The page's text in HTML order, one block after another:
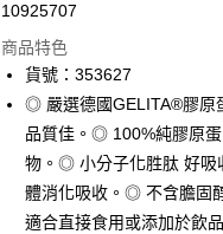
超商取貨付款
LINE Pay
Apple Pay
街口支付
10925707
商品特色
貨號：353627
◎ 嚴選德國GELITA®膠原
品質佳。◎ 100%純膠原
物。◎ 小分子化胜肽 好吸
體消化吸收。◎ 不含膽固
適合直接食用或添加於飲